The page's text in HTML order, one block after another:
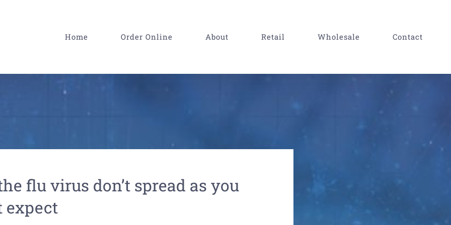
Home Order Online About Retail Wholesale Contact
flu virus don’t spread as you
expect